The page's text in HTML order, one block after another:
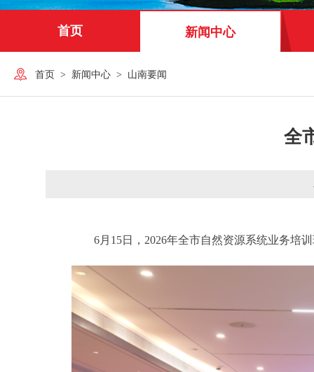
首页 新闻中心
首页 > 新闻中心 > 山南要闻
全
6月15日，2026年全市自然资源系统业务培